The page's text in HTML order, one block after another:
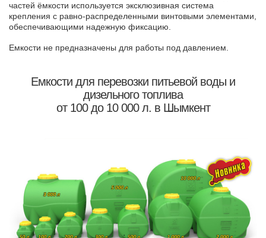
частей ёмкости используется эксклюзивная система
крепления с равно-распределенными винтовыми элементами,
обеспечивающими надежную фиксацию.
Емкости не предназначены для работы под давлением.
Eмкости для перевозки питьевой воды и
дизельного топлива
от 100 до 10 000 л. в Шымкент